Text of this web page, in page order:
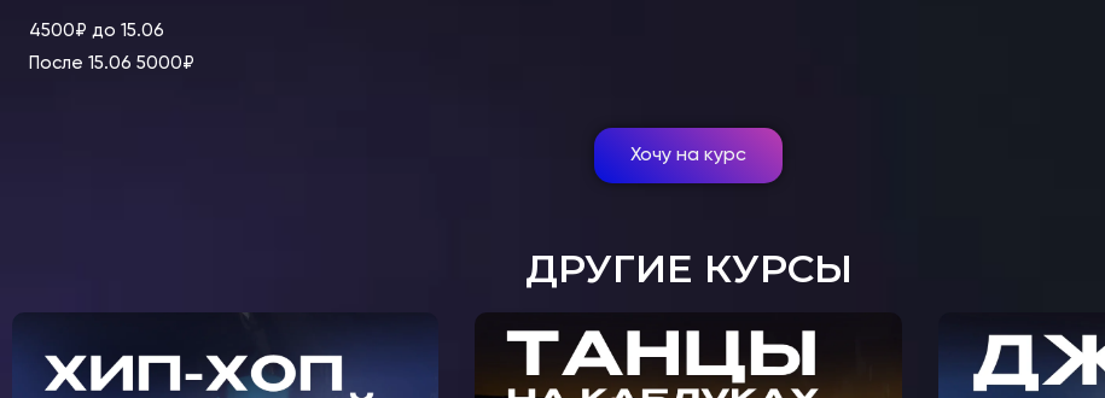
4500₽ до 15.06
После 15.06 5000₽
Хочу на курс
ДРУГИЕ КУРСЫ